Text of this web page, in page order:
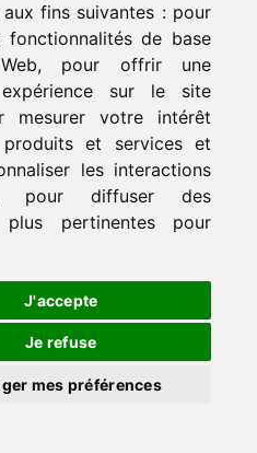
fins suivantes : pour
fonctionnalités de base
, pour offrir une
expérience sur le site
mesurer votre intérêt
et services et
les interactions
pour diffuser des
plus pertinentes pour
J'accepte
Je refuse
mes préférences
: pierres apparentes et
de 110m2 lumineux, un plancher
elle permet le travail au sol, la
chi)…
droits réservés.